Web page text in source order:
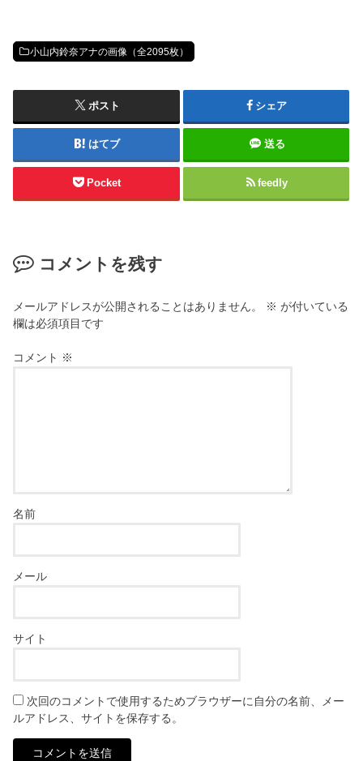
小山内鈴奈アナの画像（全2095枚）
ポスト シェア
はてブ 送る
Pocket feedly
コメントを残す
メールアドレスが公開されることはありません。 ※ が付いている
欄は必須項目です
コメント ※
名前
メール
サイト
次回のコメントで使用するためブラウザーに自分の名前、メー
ルアドレス、サイトを保存する。